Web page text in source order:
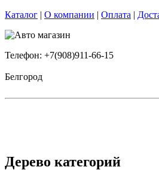
Каталог | О компании | Оплата |
Телефон: +7(908)911-66-15
Белгород
Дерево категорий